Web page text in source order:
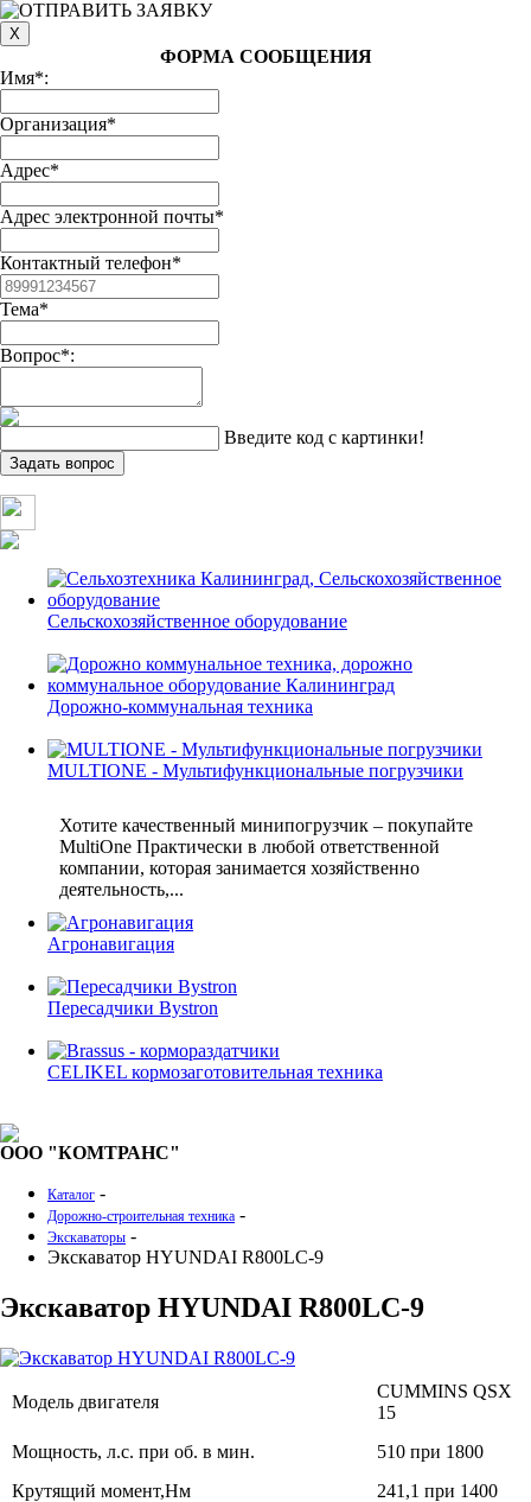
ФОРМА СООБЩЕНИЯ
Имя*:
Организация*
Адрес*
Адрес электронной почты*
Контактный телефон*
Тема*
Вопрос*:
Введите код с картинки!
Сельскохозяйственное оборудование
Дорожно-коммунальная техника
MULTIONE - Мультифункциональные погрузчики
Хотите качественный минипогрузчик – покупайте
MultiOne Практически в любой ответственной
компании, которая занимается хозяйственно
деятельность,...
Агронавигация
Пересадчики Bystron
CELIKEL кормозаготовительная техника
ООО "КОМТРАНС"
Каталог -
Дорожно-строительная техника -
Экскаваторы -
Экскаватор HYUNDAI R800LC-9
Экскаватор HYUNDAI R800LC-9
Модель двигателя
CUMMINS QSX
15
Мощность, л.с. при об. в мин.
510 при 1800
Крутящий момент,Нм
241,1 при 1400